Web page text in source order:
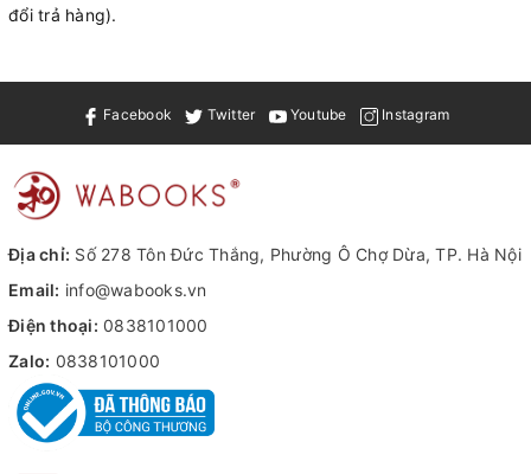
đổi trả hàng).
Facebook Twitter Youtube Instagram
Địa chỉ: Số 278 Tôn Đức Thắng, Phường Ô Chợ Dừa, TP. Hà Nội
Email: info@wabooks.vn
Điện thoại: 0838101000
Zalo: 0838101000